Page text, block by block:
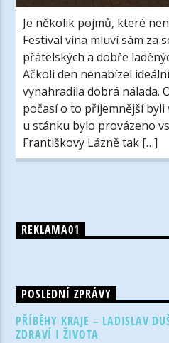
Je několik pojmů, které
Festival vína mluví sám za
přátelských a dobře
Ačkoli den nenabízel
vynahradila dobrá nálada.
počasí o to příjemnější byli
u stánku bylo provázeno
Františkovy Lázně tak […]
REKLAMA01
POSLEDNÍ ZPRÁVY
PŘÍBĚHY KRAJE – LADISLAV
ZDRAVÍ I ŽIVOTA